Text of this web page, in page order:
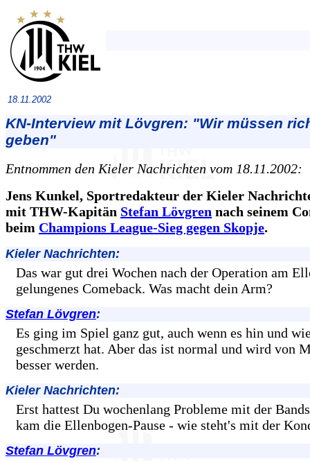
18.11.2002
KN-Interview mit Lövgren: "Wir müssen
geben"
Entnommen den Kieler Nachrichten vom 18.11.2002:
Jens Kunkel, Sportredakteur der Kieler
mit THW-Kapitän Stefan Lövgren nach seinem
beim Champions League-Sieg gegen Skopje.
Kieler Nachrichten:
Das war gut drei Wochen nach der Operation am
gelungenes Comeback. Was macht dein Arm?
Stefan Lövgren:
Es ging im Spiel ganz gut, auch wenn es hin und
geschmerzt hat. Aber das ist normal und wird von
besser werden.
Kieler Nachrichten:
Erst hattest Du wochenlang Probleme mit der
kam die Ellenbogen-Pause - wie steht's mit der
Stefan Lövgren: